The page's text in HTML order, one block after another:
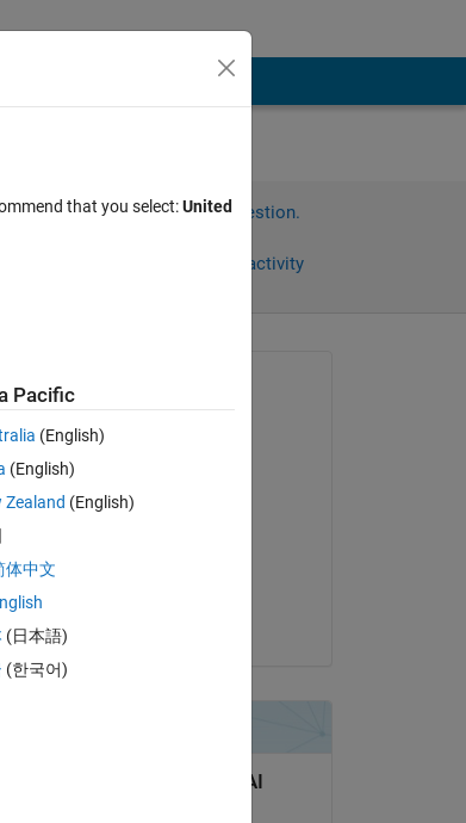
Sign in to answer this question.
Sign in to follow activity
Asked:
on 5 Jan 2022
Commented:
that you select:United
Pacific
(English)
(English)
Zealand (English)
体中文
(日本語)
(한국어)